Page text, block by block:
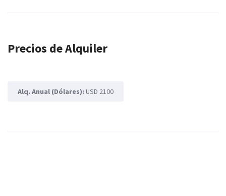
Precios de Alquiler
Alq. Anual (Dólares): USD 2100